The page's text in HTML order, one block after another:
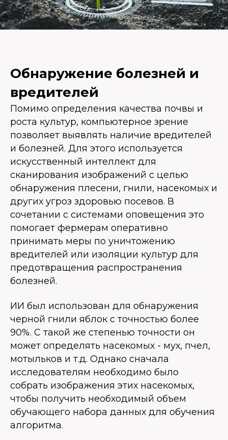
Обнаружение болезней и
вредителей
Помимо определения качества почвы и
роста культур, компьютерное зрение
позволяет выявлять наличие вредителей
и болезней. Для этого используется
искусственный интеллект для
сканирования изображений с целью
обнаружения плесени, гнили, насекомых и
других угроз здоровью посевов. В
сочетании с системами оповещения это
помогает фермерам оперативно
принимать меры по уничтожению
вредителей или изоляции культур для
предотвращения распространения
болезней.
ИИ был использован для обнаружения
черной гнили яблок с точностью более
90%. С такой же степенью точности он
может определять насекомых - мух, пчел,
мотыльков и т.д. Однако сначала
исследователям необходимо было
собрать изображения этих насекомых,
чтобы получить необходимый объем
обучающего набора данных для обучения
алгоритма.